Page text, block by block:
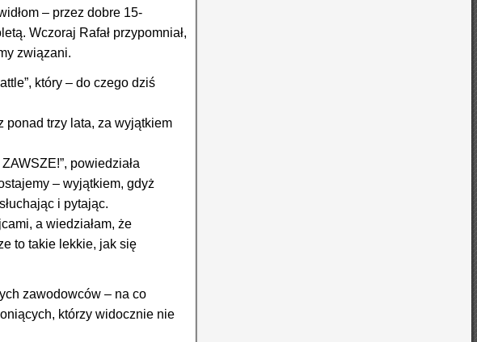
– przez dobre 15-
Wczoraj Rafał przypomniał,
związani.
który – do czego dziś
ponad trzy lata, za wyjątkiem
powiedziała
– wyjątkiem, gdyż
i pytając.
a wiedziałam, że
to takie lekkie, jak się
zawodowców – na co
którzy widocznie nie